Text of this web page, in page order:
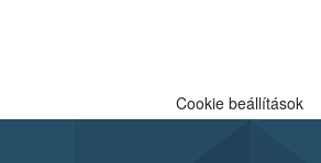
esetben eljárást indítottak és elrendelték
fejlődésének nyomonkövetésével.
Cookie beállítások